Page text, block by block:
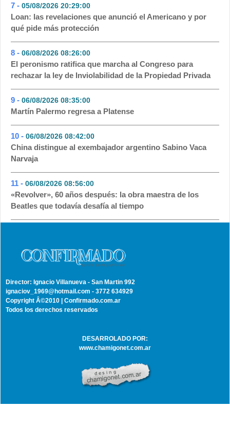
7 - 05/08/2026 20:29:00
Loan: las revelaciones que anunció el Americano y por
qué pide más protección
8 - 06/08/2026 08:26:00
El peronismo ratifica que marcha al Congreso para
rechazar la ley de Inviolabilidad de la Propiedad Privada
9 - 06/08/2026 08:35:00
Martín Palermo regresa a Platense
10 - 06/08/2026 08:42:00
China distingue al exembajador argentino Sabino Vaca
Narvaja
11 - 06/08/2026 08:56:00
«Revolver», 60 años después: la obra maestra de los
Beatles que todavía desafía al tiempo
Director: Ignacio Villanueva - San Martin 992
ignaciov_1969@hotmail.com - 3772 634929
Copyright Â©2010 | Confirmado.com.ar
Todos los derechos reservados
DESARROLADO POR:
www.chamigonet.com.ar